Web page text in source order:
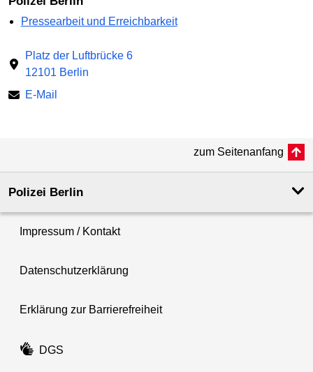
Pressearbeit und Erreichbarkeit
Platz der Luftbrücke 6
12101 Berlin
E-Mail
zum Seitenanfang
Polizei Berlin
Impressum / Kontakt
Datenschutzerklärung
Erklärung zur Barrierefreiheit
DGS